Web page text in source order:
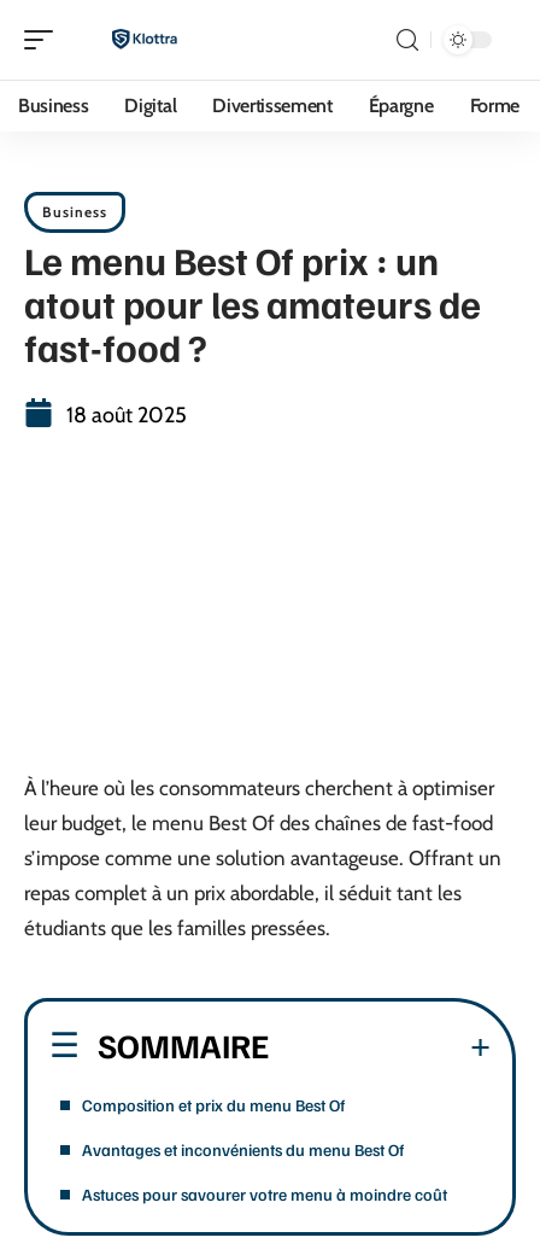
Business Digital Divertissement Épargne Forme
Business
Le menu Best Of prix : un
atout pour les amateurs de
fast-food ?
18 août 2025
À l’heure où les consommateurs cherchent à optimiser
leur budget, le menu Best Of des chaînes de fast-food
s’impose comme une solution avantageuse. Offrant un
repas complet à un prix abordable, il séduit tant les
étudiants que les familles pressées.
SOMMAIRE
Composition et prix du menu Best Of
Avantages et inconvénients du menu Best Of
Astuces pour savourer votre menu à moindre coût